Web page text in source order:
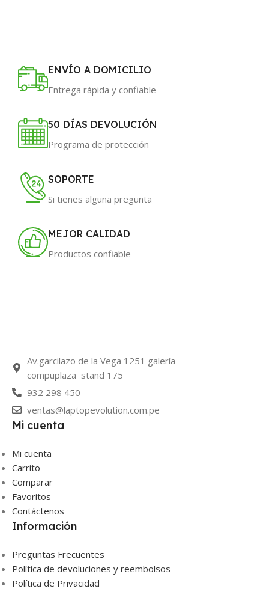
ENVÍO A DOMICILIO
Entrega rápida y confiable
50 DÍAS DEVOLUCIÓN
Programa de protección
SOPORTE
Si tienes alguna pregunta
MEJOR CALIDAD
Productos confiable
Av.garcilazo de la Vega 1251 galería
compuplaza stand 175
932 298 450
ventas@laptopevolution.com.pe
Mi cuenta
Mi cuenta
Carrito
Comparar
Favoritos
Contáctenos
Información
Preguntas Frecuentes
Política de devoluciones y reembolsos
Política de Privacidad